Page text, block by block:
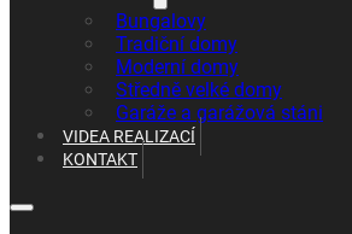
+420 602 661 287
+420 465 637 010
Bungalovy
Tradiční domy
Moderní domy
Středně velké domy
Garáže a garážová stáni
VIDEA REALIZACÍ
KONTAKT